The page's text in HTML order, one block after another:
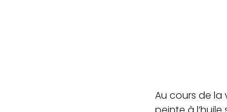
Au cours de la